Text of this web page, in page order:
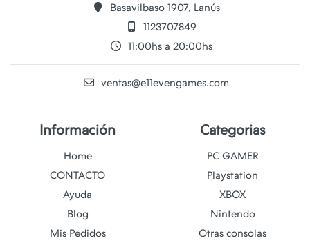
Basavilbaso 1907, Lanús
1123707849
11:00hs a 20:00hs
ventas@e11evengames.com
Información
Home
CONTACTO
Ayuda
Blog
Mis Pedidos
Categorias
PC GAMER
Playstation
XBOX
Nintendo
Otras consolas